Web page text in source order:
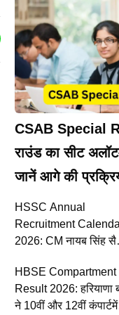
CSAB Special
राउंड का सीट
जानें आगे की
HSSC Annual
Recruitment
2026: CM नायब सिंह
है वार्षिक भर्ती कैलेंडर
HBSE Compartment
Result 2026: हरियाणा
ने 10वीं और 12वीं